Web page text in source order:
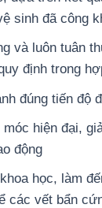
sinh đã công
và luôn tuân
định trong
đúng tiến độ
hiện đại,
động
học, làm
các vết bẩn